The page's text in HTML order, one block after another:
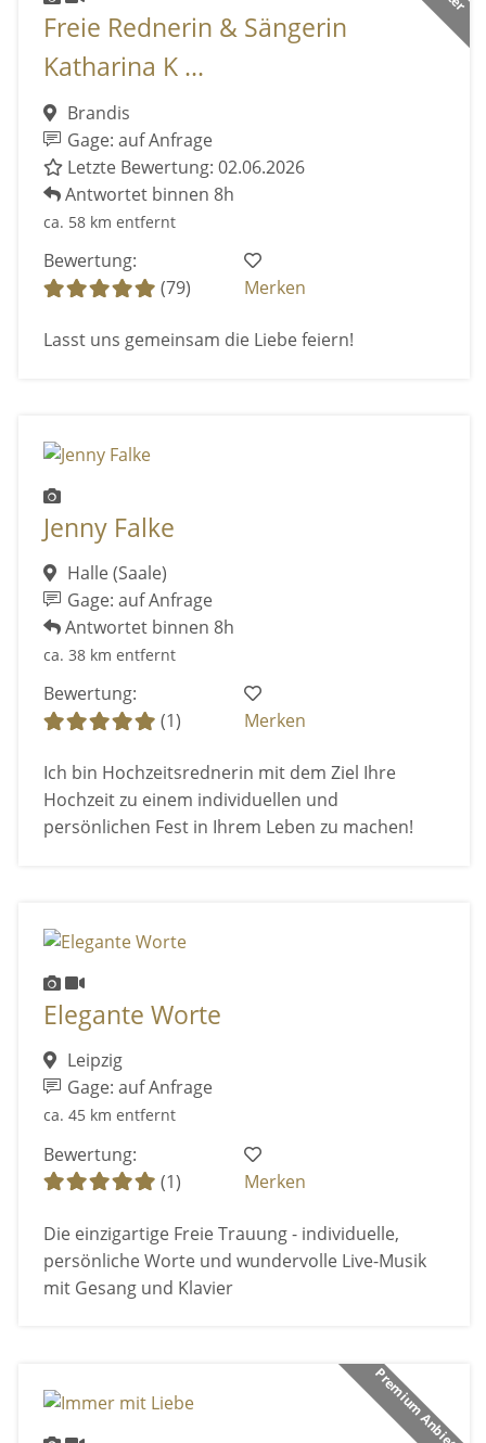
Freie Rednerin & Sängerin
Katharina K ...
Brandis
Gage: auf Anfrage
Letzte Bewertung: 02.06.2026
Antwortet binnen 8h
ca. 58 km entfernt
Bewertung:
(79)
Merken
Lasst uns gemeinsam die Liebe feiern!
Jenny Falke
Halle (Saale)
Gage: auf Anfrage
Antwortet binnen 8h
ca. 38 km entfernt
Bewertung:
(1)
Merken
Ich bin Hochzeitsrednerin mit dem Ziel Ihre
Hochzeit zu einem individuellen und
persönlichen Fest in Ihrem Leben zu machen!
Elegante Worte
Leipzig
Gage: auf Anfrage
ca. 45 km entfernt
Bewertung:
(1)
Merken
Die einzigartige Freie Trauung - individuelle,
persönliche Worte und wundervolle Live-Musik
mit Gesang und Klavier
Premium Anbieter